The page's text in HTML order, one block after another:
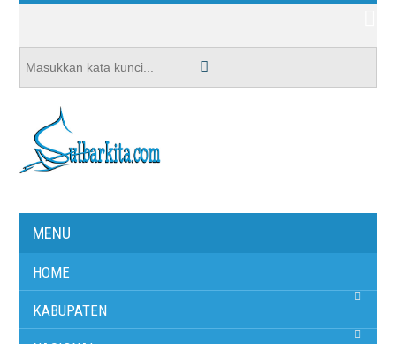
MENU
HOME
KABUPATEN